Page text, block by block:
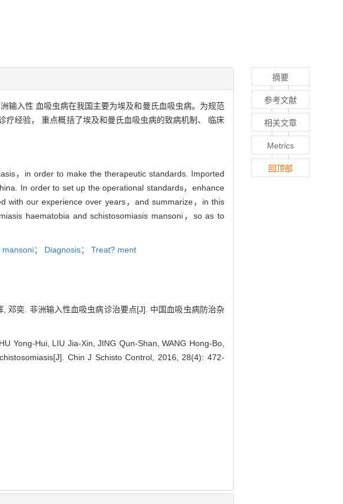
输入性 血吸虫病在我国主要为埃及和曼氏血吸虫病。为规范
经验， 重点概括了埃及和曼氏血吸虫病的致病机制、 临床
，in order to make the therapeutic standards. Imported
In order to set up the operational standards，enhance
with our experience over years，and summarize，in this
haematobia and schistosomiasis mansoni，so as to
； Diagnosis； Treat? ment
邓奕. 非洲输入性血吸虫病诊治要点[J]. 中国血吸虫病防治杂
Yong-Hui, LIU Jia-Xin, JING Qun-Shan, WANG Hong-Bo,
Chin J Schisto Control, 2016, 28(4): 472-
摘要
参考文献
相关文章
Metrics
回顶部